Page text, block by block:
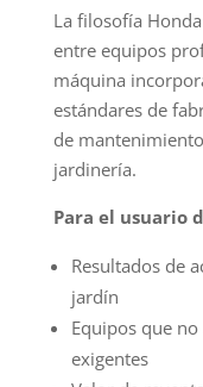
La filosofía
entre equipos
máquina
estándares de
de
jardinería.
Para el usuario
Resultados de
jardín
Equipos que
exigentes